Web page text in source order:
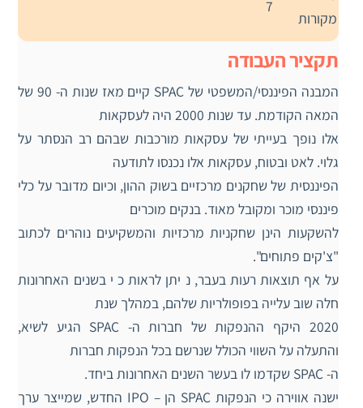
מקורות
7
תקציר העבודה
המבנה הפיננסי/המשפטי של SPAC קיים מאז שנות ה- 90 של
המאה הקודמת. עד שנות 2000 היה לעסקאות
אלו נופך בעייתי של עסקאות מורכבות שבהם רב הנסתר על
גלוי. לאט ובטוח, עסקאות אלו נכנסו לתודעה
הפיננסית של שחקנים מרכזיים בשוק ההון, וכיום מדובר על כלי
פיננסי מוכר ומקובל מאוד. בנקים מוכרים
להשקעות הינן שחקניות מרכזיות והמשקיעים נוהרים לכתוב
"צ'קים פתוחים".
על אף תוצאות רעות בעבר, נ יתן לראות כ י בשנים האחרונות
חלה שוב עלייה בפופולריות שלהם, במהלך שנת
2020 היקף ההנפקות של חברות ה- SPAC הגיע לשיא,
והתעלה על השווי הכולל שנרשם בכל הנפקות חברות
ה- SPAC שקדמו לו בעשר השנים האחרונות ביחד.
ישנה אווירה כי הנפקות SPAC הן – IPO החדש, שמייצר ערך